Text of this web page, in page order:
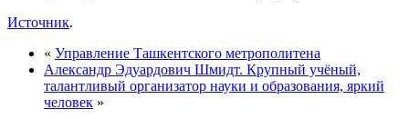
Источник.
« Управление Ташкентского метрополитена
Александр Эдуардович Шмидт. Крупный учёный,
талантливый организатор науки и образования, яркий
человек »